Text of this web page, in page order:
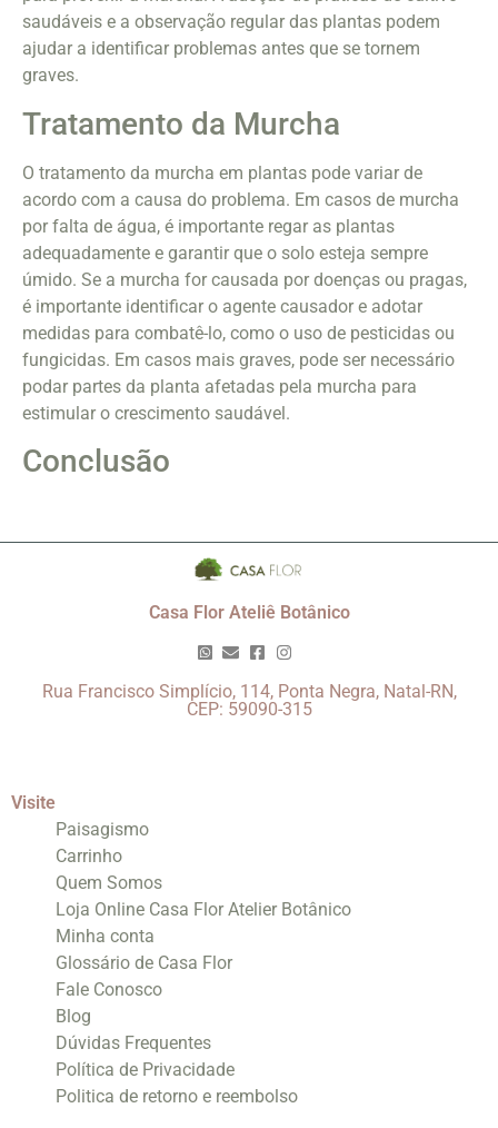
saudáveis e a observação regular das plantas podem
ajudar a identificar problemas antes que se tornem
graves.
Tratamento da Murcha
O tratamento da murcha em plantas pode variar de
acordo com a causa do problema. Em casos de murcha
por falta de água, é importante regar as plantas
adequadamente e garantir que o solo esteja sempre
úmido. Se a murcha for causada por doenças ou pragas,
é importante identificar o agente causador e adotar
medidas para combatê-lo, como o uso de pesticidas ou
fungicidas. Em casos mais graves, pode ser necessário
podar partes da planta afetadas pela murcha para
estimular o crescimento saudável.
Conclusão
Casa Flor Ateliê Botânico
Rua Francisco Simplício, 114, Ponta Negra, Natal-RN,
CEP: 59090-315
Visite
Paisagismo
Carrinho
Quem Somos
Loja Online Casa Flor Atelier Botânico
Minha conta
Glossário de Casa Flor
Fale Conosco
Blog
Dúvidas Frequentes
Política de Privacidade
Politica de retorno e reembolso